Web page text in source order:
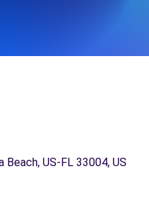
Beach, US-FL 33004, US